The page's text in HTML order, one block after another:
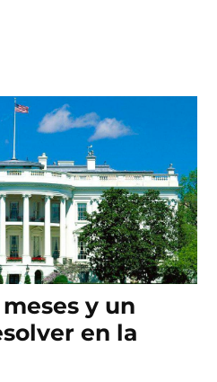
y un
en la